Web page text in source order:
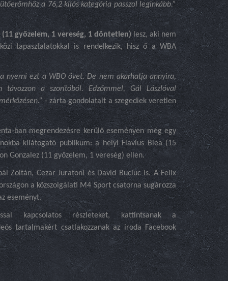
a 76,2 kilós kategória passzol leginkább.”
győzelem, 1 vereség, 1 döntetlen) lesz, aki nem
tapasztalatokkal is rendelkezik, hisz ő a WBA
nyerni ezt a WBO övet. De nem akarhatja annyira,
a szorítóból. Edzőmmel, Gál Lászlóval
- zárta gondolatait a szegediek veretlen
ban megrendezésre kerülő eseményen még egy
kilátogató publikum: a helyi Flavius Biea (15
Gonzalez (11 győzelem, 1 vereség) ellen.
Zoltán, Cezar Juratoni és David Buciuc is. A Felix
a közszolgálati M4 Sport csatorna sugározza
eseményt.
kapcsolatos részleteket, kattintsanak a
tartalmakért csatlakozzanak az iroda Facebook